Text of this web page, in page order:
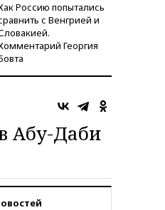
Россию попытались
с Венгрией и
Георгия
Абу-Даби